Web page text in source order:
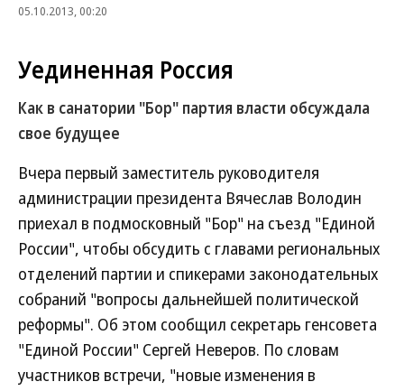
05.10.2013, 00:20
Уединенная Россия
Как в санатории "Бор" партия власти обсуждала
свое будущее
Вчера первый заместитель руководителя
администрации президента Вячеслав Володин
приехал в подмосковный "Бор" на съезд "Единой
России", чтобы обсудить с главами региональных
отделений партии и спикерами законодательных
собраний "вопросы дальнейшей политической
реформы". Об этом сообщил секретарь генсовета
"Единой России" Сергей Неверов. По словам
участников встречи, "новые изменения в